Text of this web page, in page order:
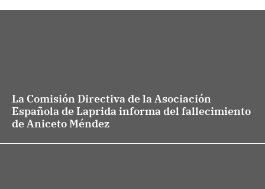
La Comisión Directiva de la Asociación
Española de Laprida informa del fallecimiento
de Aniceto Méndez